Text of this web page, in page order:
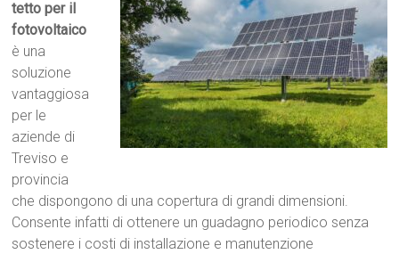
tetto per il
fotovoltaico
è una
soluzione
vantaggiosa
per le
aziende di
Treviso e
provincia
che dispongono di una copertura di grandi dimensioni.
Consente infatti di ottenere un guadagno periodico senza
sostenere i costi di installazione e manutenzione